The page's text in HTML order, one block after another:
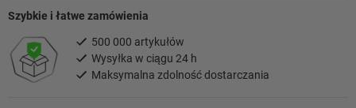
Szybkie i łatwe zamówienia
500 000 artykułów
Wysyłka w ciągu 24 h
Maksymalna zdolność dostarczania